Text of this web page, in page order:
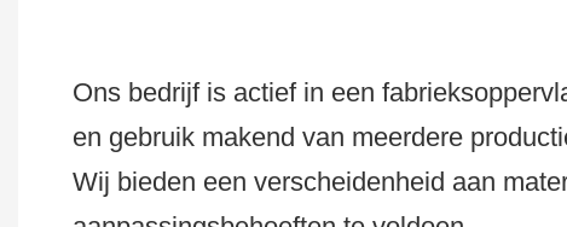
Ons bedrijf is actief in een
en gebruik makend van meerdere
Wij bieden een verscheidenheid aan